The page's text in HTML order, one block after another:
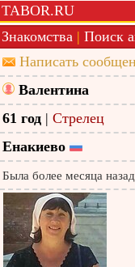
TABOR.RU
Знакомства | Поиск
Написать
Валентина
61 год | Стрелец
Енакиево
Была более месяца назад